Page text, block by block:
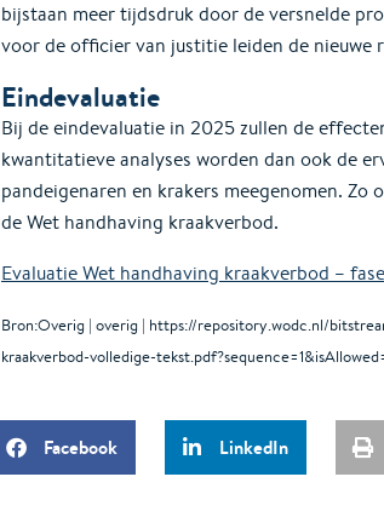
bijstaan meer tijdsdruk door de versnelde
voor de officier van justitie leiden de nieuwe
Eindevaluatie
Bij de eindevaluatie in 2025 zullen de
kwantitatieve analyses worden dan ook de
pandeigenaren en krakers meegenomen.
de Wet handhaving kraakverbod.
Evaluatie Wet handhaving kraakverbod –
Bron:Overig | overig | https://repository.wodc.nl/
kraakverbod-volledige-
Facebook LinkedIn